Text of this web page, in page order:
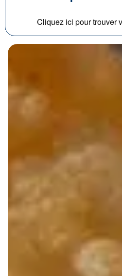
Cliquez ici pour trouver